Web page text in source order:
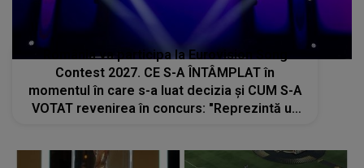
România va participa la Eurovision Song
Contest 2027. CE S-A ÎNTÂMPLAT în
momentul în care s-a luat decizia și CUM S-A
VOTAT revenirea în concurs: "Reprezintă un